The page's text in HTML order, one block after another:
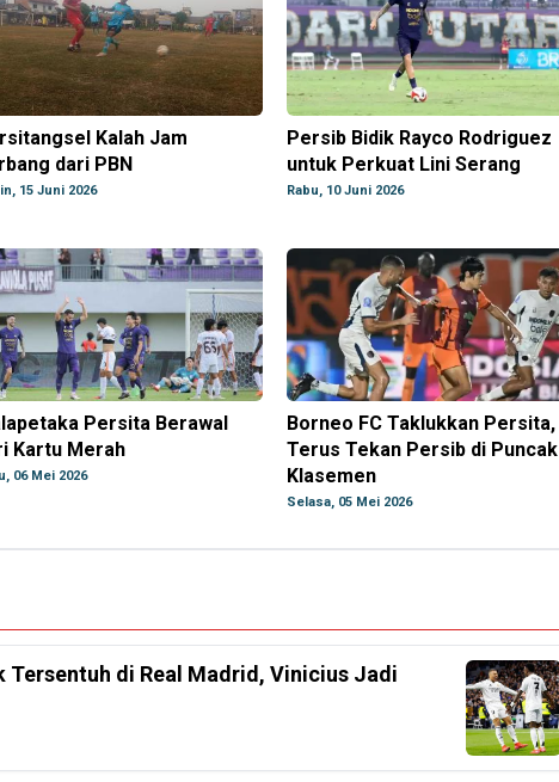
Kalah Jam
dari PBN
15 Juni 2026
Persib Bidik Rayco Rodriguez
untuk Perkuat Lini Serang
Rabu, 10 Juni 2026
Persita Berawal
Kartu Merah
06 Mei 2026
Borneo FC Taklukkan Persita,
Terus Tekan Persib di Puncak
Klasemen
Selasa, 05 Mei 2026
Tersentuh di Real Madrid, Vinicius Jadi